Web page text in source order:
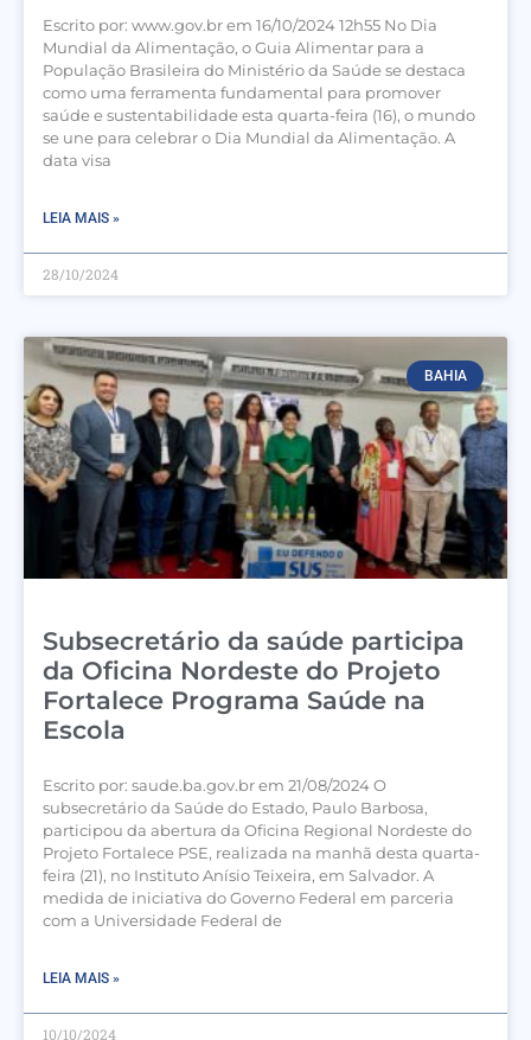
Escrito por: www.gov.br em 16/10/2024 12h55 No Dia
Mundial da Alimentação, o Guia Alimentar para a
População Brasileira do Ministério da Saúde se destaca
como uma ferramenta fundamental para promover
saúde e sustentabilidade esta quarta-feira (16), o mundo
se une para celebrar o Dia Mundial da Alimentação. A
data visa
LEIA MAIS »
28/10/2024
BAHIA
Subsecretário da saúde participa
da Oficina Nordeste do Projeto
Fortalece Programa Saúde na
Escola
Escrito por: saude.ba.gov.br em 21/08/2024 O
subsecretário da Saúde do Estado, Paulo Barbosa,
participou da abertura da Oficina Regional Nordeste do
Projeto Fortalece PSE, realizada na manhã desta quarta-
feira (21), no Instituto Anísio Teixeira, em Salvador. A
medida de iniciativa do Governo Federal em parceria
com a Universidade Federal de
LEIA MAIS »
10/10/2024